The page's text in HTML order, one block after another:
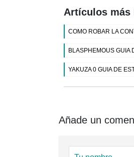
Artículos más
COMO ROBAR LA
BLASPHEMOUS GUIA
YAKUZA 0 GUIA DE
Añade un